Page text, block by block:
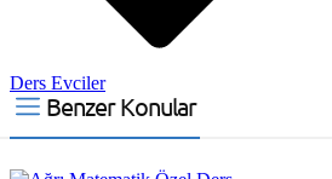
Ders Evciler
Benzer Konular